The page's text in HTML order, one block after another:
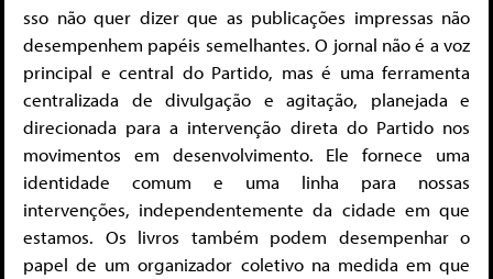
sso não quer dizer que as publicações impressas não
desempenhem papéis semelhantes. O jornal não é a voz
principal e central do Partido, mas é uma ferramenta
centralizada de divulgação e agitação, planejada e
direcionada para a intervenção direta do Partido nos
movimentos em desenvolvimento. Ele fornece uma
identidade comum e uma linha para nossas
intervenções, independentemente da cidade em que
estamos. Os livros também podem desempenhar o
papel de um organizador coletivo na medida em que